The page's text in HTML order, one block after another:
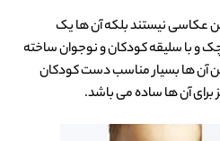
عکاسی نیستند بلکه آن ها یک
و با سلیقه کودکان و نوجوان ساخته
آن ها بسیار مناسب دست کودکان
برای آن ها ساده می باشد.